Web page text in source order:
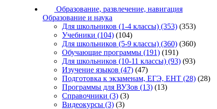
Образование, развлечение, навигация
Образование и наука
Для школьников (1-4 классы) (353) (353)
Учебники (104) (104)
Для школьников (5-9 классы) (360) (360)
Обучающие программы (191) (191)
Для школьников (10-11 классы) (93) (93)
Изучение языков (47) (47)
Подготовка к экзаменам, ЕГЭ, ЕНТ (28) (28)
Программы для ВУЗов (13) (13)
Справочники (3) (3)
Видеокурсы (3) (3)